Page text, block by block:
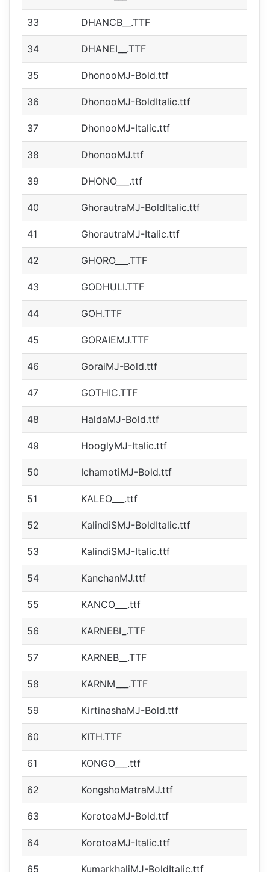
33 DHANCB__.TTF
34 DHANEI__.TTF
35 DhonooMJ-Bold.ttf
36 DhonooMJ-BoldItalic.ttf
37 DhonooMJ-Italic.ttf
38 DhonooMJ.ttf
39 DHONO___.ttf
40 GhorautraMJ-BoldItalic.ttf
41 GhorautraMJ-Italic.ttf
42 GHORO___.TTF
43 GODHULI.TTF
44 GOH.TTF
45 GORAIEMJ.TTF
46 GoraiMJ-Bold.ttf
47 GOTHIC.TTF
48 HaldaMJ-Bold.ttf
49 HooglyMJ-Italic.ttf
50 IchamotiMJ-Bold.ttf
51 KALEO___.ttf
52 KalindiSMJ-BoldItalic.ttf
53 KalindiSMJ-Italic.ttf
54 KanchanMJ.ttf
55 KANCO___.ttf
56 KARNEBI_.TTF
57 KARNEB__.TTF
58 KARNM___.TTF
59 KirtinashaMJ-Bold.ttf
60 KITH.TTF
61 KONGO___.ttf
62 KongshoMatraMJ.ttf
63 KorotoaMJ-Bold.ttf
64 KorotoaMJ-Italic.ttf
65 KumarkhaliMJ-BoldItalic.ttf